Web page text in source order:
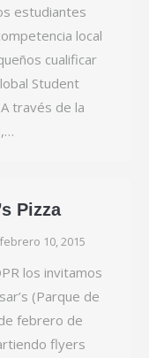
estudiantes
local
cualificar
Student
través de la
Pizza
febrero 10, 2015
los invitamos
(Parque de
febrero de
flyers